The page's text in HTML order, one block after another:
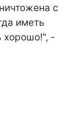
с
иметь
хорошо!", -